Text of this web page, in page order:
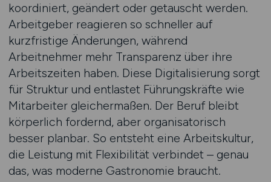
koordiniert, geändert oder getauscht werden.
Arbeitgeber reagieren so schneller auf
kurzfristige Änderungen, während
Arbeitnehmer mehr Transparenz über ihre
Arbeitszeiten haben. Diese Digitalisierung sorgt
für Struktur und entlastet Führungskräfte wie
Mitarbeiter gleichermaßen. Der Beruf bleibt
körperlich fordernd, aber organisatorisch
besser planbar. So entsteht eine Arbeitskultur,
die Leistung mit Flexibilität verbindet – genau
das, was moderne Gastronomie braucht.